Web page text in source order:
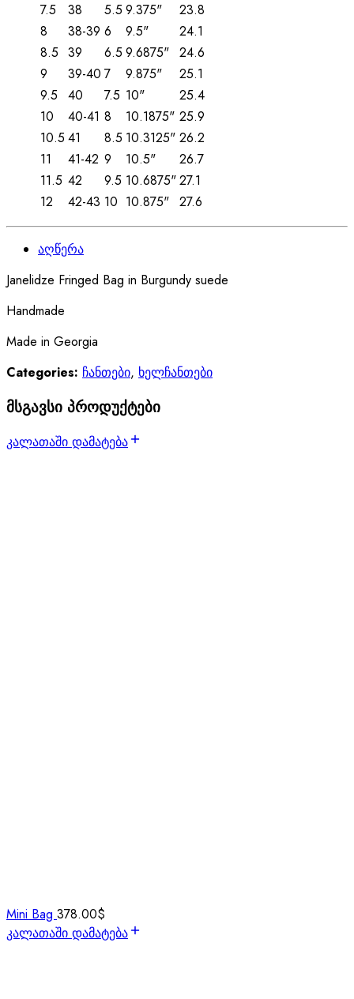
7.5
38 5.5 9.375"
23.8
8
38-39 6 9.5"
24.1
8.5 39 6.5 9.6875" 24.6
9
39-40 7 9.875"
25.1
9.5
40 7.5 10"
25.4
10
40-41 8 10.1875" 25.9
10.5 41 8.5 10.3125" 26.2
11
41-42 9 10.5"
26.7
11.5 42 9.5 10.6875"27.1
12
42-43 10 10.875" 27.6
აღწერა
Janelidze Fringed Bag in Burgundy suede
Handmade
Made in Georgia
Categories: ჩანთები, ხელჩანთები
მსგავსი პროდუქტები
კალათაში დამატება
Mini Bag 378.00$
კალათაში დამატება